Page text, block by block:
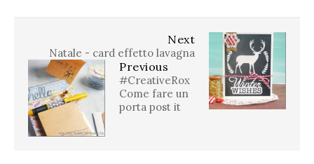
Next
Natale - card effetto lavagna
Previous
#CreativeRox
Come fare un
porta post it